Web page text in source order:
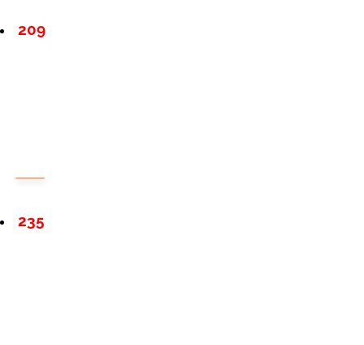
209
235